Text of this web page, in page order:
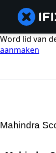
Word lid van
aanmaken
Mahindra